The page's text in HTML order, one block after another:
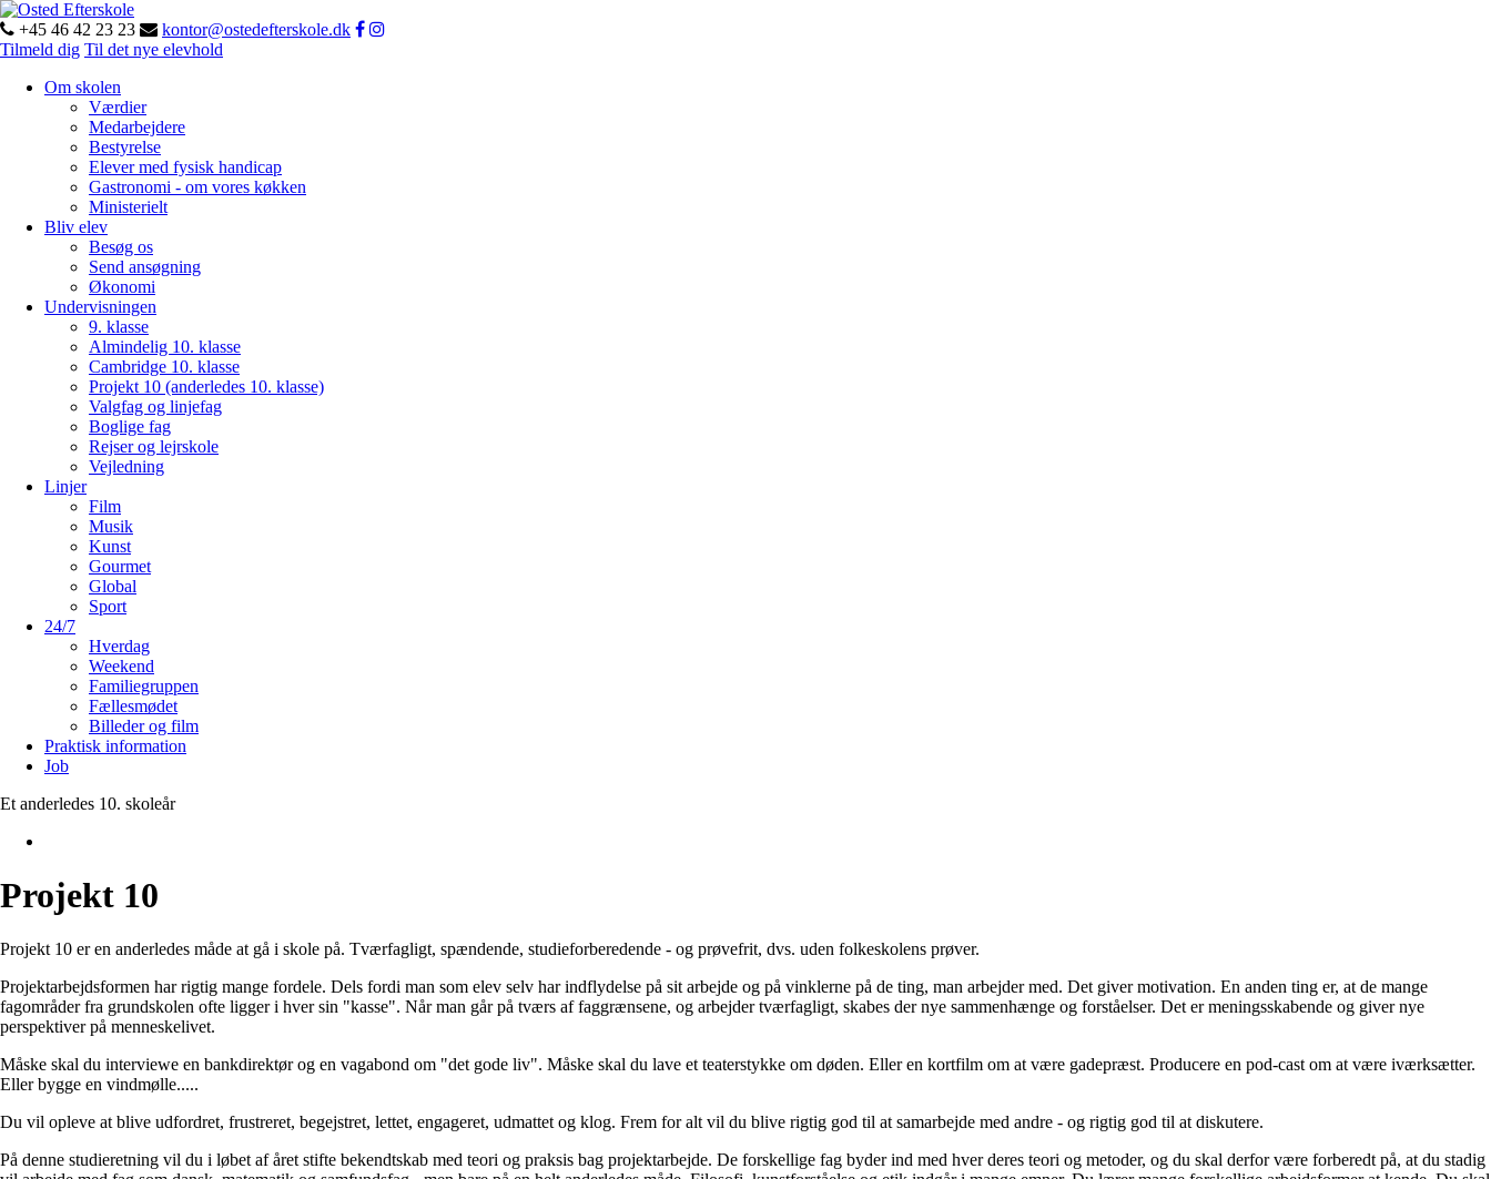
+45 46 42 23 23
kontor@ostedefterskole.dk
Tilmeld dig Til det nye elevhold
Om skolen
Værdier
Medarbejdere
Bestyrelse
Elever med fysisk handicap
Gastronomi - om vores køkken
Ministerielt
Bliv elev
Besøg os
Send ansøgning
Økonomi
Undervisningen
9. klasse
Almindelig 10. klasse
Cambridge 10. klasse
Projekt 10 (anderledes 10. klasse)
Valgfag og linjefag
Boglige fag
Rejser og lejrskole
Vejledning
Linjer
Film
Musik
Kunst
Gourmet
Global
Sport
24/7
Hverdag
Weekend
Familiegruppen
Fællesmødet
Billeder og film
Praktisk information
Job
Et anderledes 10. skoleår
Projekt 10
Projekt 10 er en anderledes måde at gå i skole på. Tværfagligt, spændende, studieforberedende - og prøvefrit, dvs. uden folkeskolens prøver.
Projektarbejdsformen har rigtig mange fordele. Dels fordi man som elev selv har indflydelse på sit arbejde og på vinklerne på de ting, man arbejder med. Det giver motivation. En anden ting er, at de mange
fagområder fra grundskolen ofte ligger i hver sin "kasse". Når man går på tværs af faggrænsene, og arbejder tværfagligt, skabes der nye sammenhænge og forståelser. Det er meningsskabende og giver nye
perspektiver på menneskelivet.
Måske skal du interviewe en bankdirektør og en vagabond om "det gode liv". Måske skal du lave et teaterstykke om døden. Eller en kortfilm om at være gadepræst. Producere en pod-cast om at være iværksætter.
Eller bygge en vindmølle.....
Du vil opleve at blive udfordret, frustreret, begejstret, lettet, engageret, udmattet og klog. Frem for alt vil du blive rigtig god til at samarbejde med andre - og rigtig god til at diskutere.
På denne studieretning vil du i løbet af året stifte bekendtskab med teori og praksis bag projektarbejde. De forskellige fag byder ind med hver deres teori og metoder, og du skal derfor være forberedt på, at du stadig